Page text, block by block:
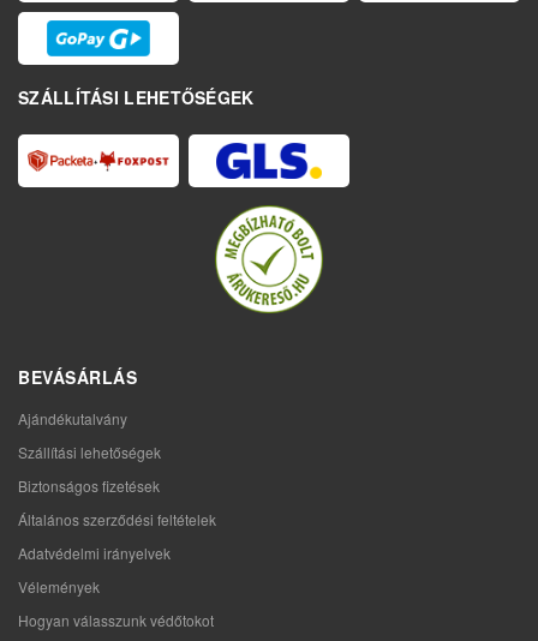
SZÁLLÍTÁSI LEHETŐSÉGEK
BEVÁSÁRLÁS
Ajándékutalvány
Szállítási lehetőségek
Biztonságos fizetések
Általános szerződési feltételek
Adatvédelmi irányelvek
Vélemények
Hogyan válasszunk védőtokot